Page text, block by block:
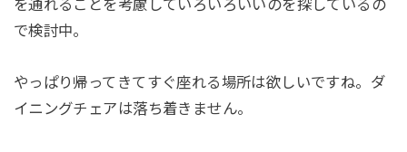
を通れることを考慮していろいろいいのを探しているの
で検討中。
やっぱり帰ってきてすぐ座れる場所は欲しいですね。ダ
イニングチェアは落ち着きません。